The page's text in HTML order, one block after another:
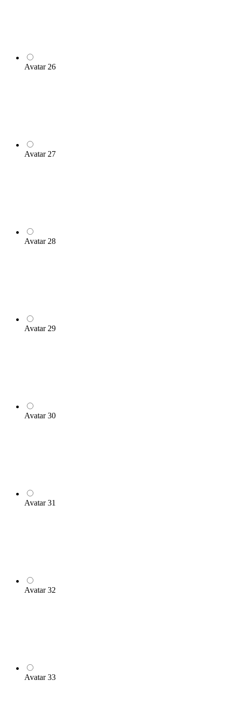
Avatar 26
Avatar 27
Avatar 28
Avatar 29
Avatar 30
Avatar 31
Avatar 32
Avatar 33